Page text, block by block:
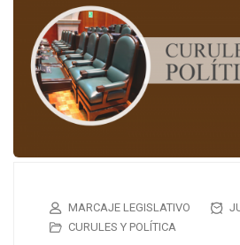
MARCAJE LEGISLATIVO
CURULES Y POLÍTICA